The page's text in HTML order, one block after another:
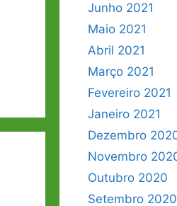
Junho 2021
Maio 2021
Abril 2021
Março 2021
Fevereiro 2021
Janeiro 2021
Dezembro
Novembro
Outubro 2020
Setembro 2020